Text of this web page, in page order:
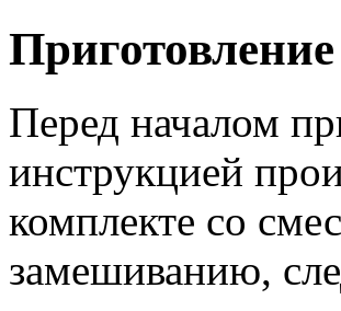
Перед началом
инструкцией
комплекте со
замешиванию,